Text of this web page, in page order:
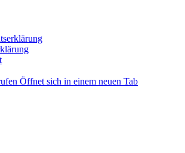
Öffnet sich in einem neuen Tab